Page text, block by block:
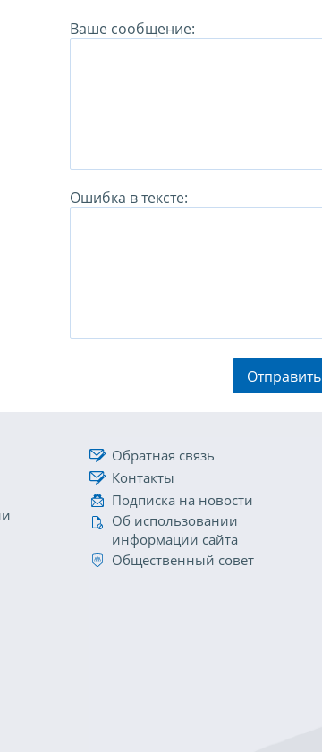
Ваше сообщение:
Ошибка в тексте:
Отправить
Обратная связь
Контакты
Подписка на новости
Об использовании
информации сайта
Общественный совет